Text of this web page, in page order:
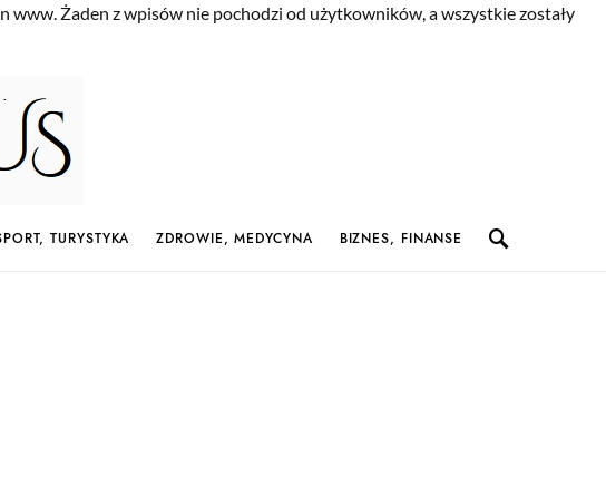
www. Żaden z wpisów nie pochodzi od użytkowników, a wszystkie zostały
TURYSTYKA ZDROWIE, MEDYCYNA BIZNES, FINANSE